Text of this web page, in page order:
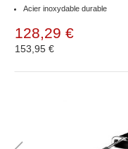
Acier inoxydable durable
128,29 €
153,95 €